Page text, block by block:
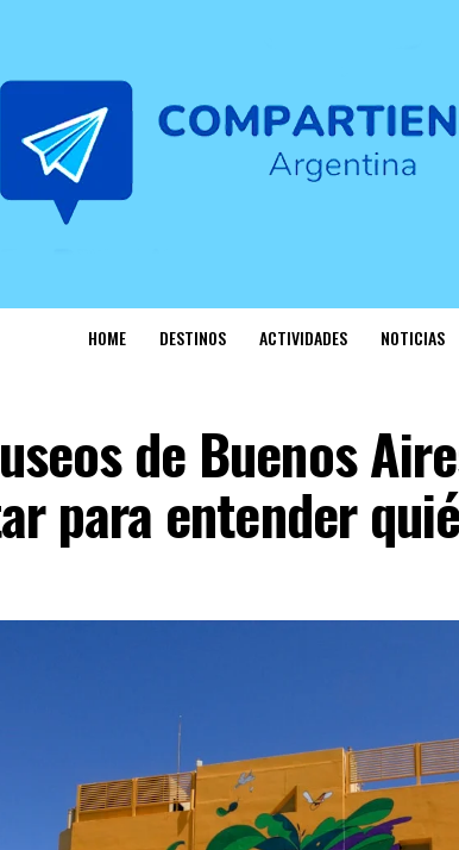
HOME DESTINOS ACTIVIDADES NOTICIAS
de Buenos
para entender